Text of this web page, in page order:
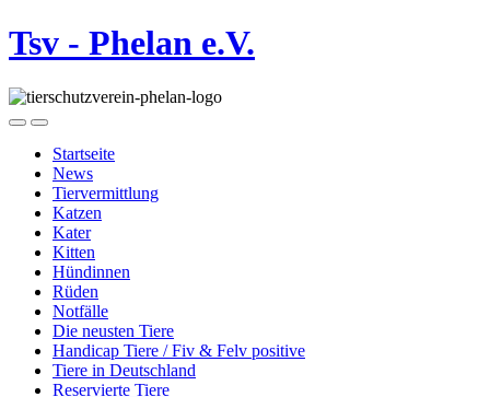
Tsv - Phelan e.V.
Startseite
News
Tiervermittlung
Katzen
Kater
Kitten
Hündinnen
Rüden
Notfälle
Die neusten Tiere
Handicap Tiere / Fiv & Felv positive
Tiere in Deutschland
Reservierte Tiere